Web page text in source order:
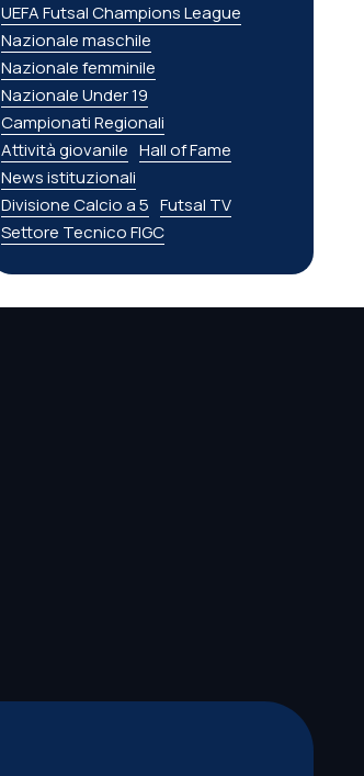
UEFA Futsal Champions League
Nazionale maschile
Nazionale femminile
Nazionale Under 19
Campionati Regionali
Attività giovanile Hall of Fame
News istituzionali
Divisione Calcio a 5 Futsal TV
Settore Tecnico FIGC